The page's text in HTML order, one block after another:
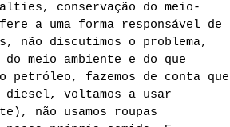
conservação do meio-
a uma forma responsável de
não discutimos o problema,
meio ambiente e do que
petróleo, fazemos de conta que
diesel, voltamos a usar
não usamos roupas